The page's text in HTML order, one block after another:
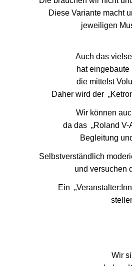
Diese Variante macht
jeweiligen
Auch das
hat
die mittelst
Daher wird der
Wir können
da das „Roland
Begleitung
Selbstverständlich
und versuchen
Ein
Wir